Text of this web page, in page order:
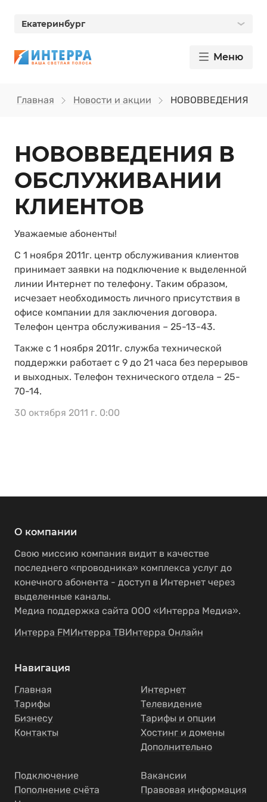
Екатеринбург
Меню
Главная Новости и акции НОВОВВЕДЕНИЯ В
НОВОВВЕДЕНИЯ В
ОБСЛУЖИВАНИИ
КЛИЕНТОВ
Уважаемые абоненты!
С 1 ноября 2011г. центр обслуживания клиентов
принимает заявки на подключение к выделенной
линии Интернет по телефону. Таким образом,
исчезает необходимость личного присутствия в
офисе компании для заключения договора.
Телефон центра обслуживания – 25-13-43.
Также с 1 ноября 2011г. служба технической
поддержки работает с 9 до 21 часа без перерывов
и выходных. Телефон технического отдела – 25-
70-14.
30 октября 2011 г. 0:00
О компании
Свою миссию компания видит в качестве
последнего «проводника» комплекса услуг до
конечного абонента - доступ в Интернет через
выделенные каналы.
Медиа поддержка сайта ООО «Интерра Медиа».
Интерра FMИнтерра ТВИнтерра Онлайн
Навигация
Главная
Тарифы
Бизнесу
Контакты
Интернет
Телевидение
Тарифы и опции
Хостинг и домены
Дополнительно
Подключение
Пополнение счёта
Вакансии
Правовая информация